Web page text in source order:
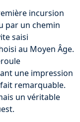
incursion
par un chemin
saisi
au Moyen Âge.
une impression
remarquable.
un véritable